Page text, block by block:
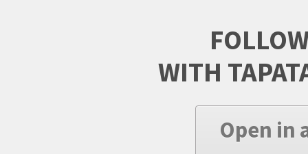
WITH
Open in